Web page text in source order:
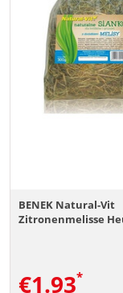
BENEK Natural-Vit
Zitronenmelisse
€1.93